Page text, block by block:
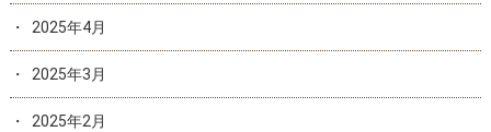
2025年4月
2025年3月
2025年2月